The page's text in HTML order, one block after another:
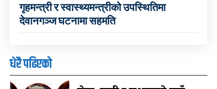
गृहमन्त्री र स्वास्थ्यमन्त्रीको उपस्थितिमा
देवानगञ्ज घटनामा सहमति
धेरै पढिएको